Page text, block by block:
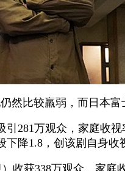
然比较羸弱，而日本
281万观众，家庭收
降1.8，创该剧自身收